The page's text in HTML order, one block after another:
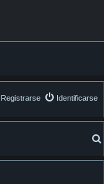
Identificarse
Registrarse